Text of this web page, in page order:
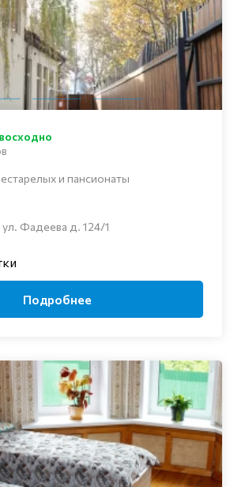
и пансионаты
ул. Фадеева д. 124/1
Подробнее